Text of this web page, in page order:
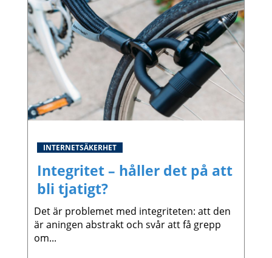
INTERNETSÄKERHET
Integritet – håller det på att
bli tjatigt?
Det är problemet med integriteten: att den
är aningen abstrakt och svår att få grepp
om...